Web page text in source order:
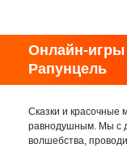
Онлайн-игры
Рапунцель
Сказки и красочные
равнодушным. Мы с
волшебства,